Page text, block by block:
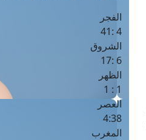
الفجر
4 :41
الشروق
6 :17
الظهر
1 : 1
العصر
4:38
المغرب